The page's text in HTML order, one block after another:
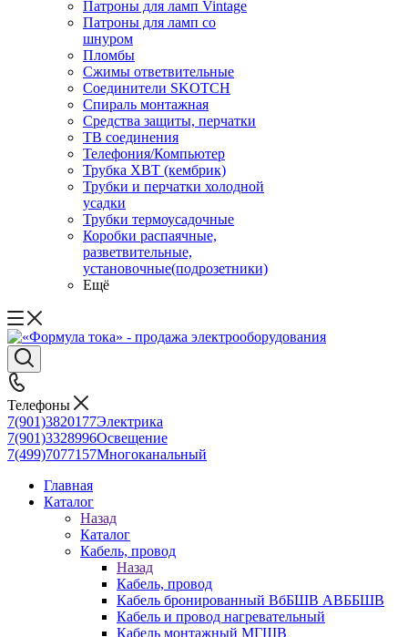
Патроны для ламп Vintage
Патроны для ламп со
шнуром
Пломбы
Сжимы ответвительные
Соединители SKOTCH
Спираль монтажная
Средства защиты, перчатки
ТВ соединения
Телефония/Компьютер
Трубка ХВТ (кембрик)
Трубки и перчатки холодной
усадки
Трубки термоусадочные
Коробки распаячные,
разветвительные,
установочные(подрозетники)
Ещё
Телефоны
7(901)3820177Электрика
7(901)3328996Освещение
7(499)7077157Многоканальный
Главная
Каталог
Назад
Каталог
Кабель, провод
Назад
Кабель, провод
Кабель бронированный ВбБШВ АВББШВ
Кабель и провод нагревательный
Кабель монтажный МГШВ